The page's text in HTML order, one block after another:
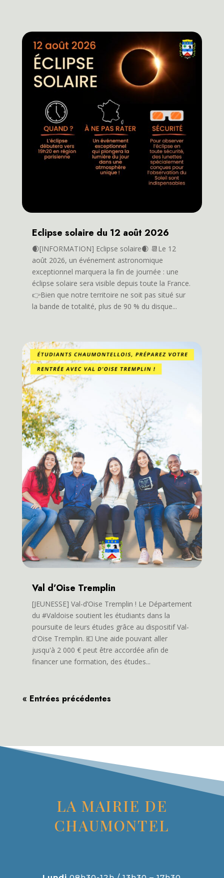
Eclipse solaire du 12 août 2026
🌒[INFORMATION] Eclipse solaire🌒 📆Le 12
août 2026, un événement astronomique
exceptionnel marquera la fin de journée : une
éclipse solaire sera visible depuis toute la France.
👉Bien que notre territoire ne soit pas situé sur
la bande de totalité, plus de 90 % du disque...
Val d’Oise Tremplin
[JEUNESSE] Val-d’Oise Tremplin ! Le Département
du #Valdoise soutient les étudiants dans la
poursuite de leurs études grâce au dispositif Val-
d'Oise Tremplin. 💶 Une aide pouvant aller
jusqu'à 2 000 € peut être accordée afin de
financer une formation, des études...
« Entrées précédentes
LA MAIRIE DE
CHAUMONTEL